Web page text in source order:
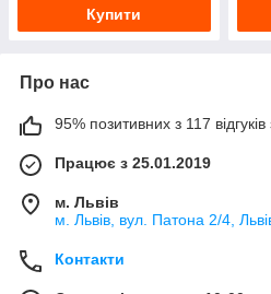
Купити
Про нас
95% позитивних з 117 відгуків
Працює з 25.01.2019
м. Львів
м. Львів, вул. Патона 2/4,
Контакти